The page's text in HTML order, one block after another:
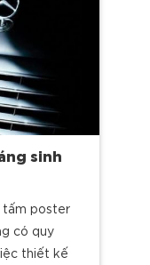
sinh
poster
có quy
thiết kế